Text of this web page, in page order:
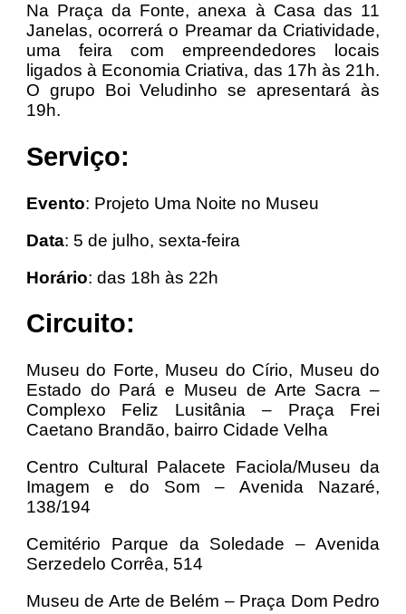
Na Praça da Fonte, anexa à Casa das 11
Janelas, ocorrerá o Preamar da Criatividade,
uma feira com empreendedores locais
ligados à Economia Criativa, das 17h às 21h.
O grupo Boi Veludinho se apresentará às
19h.
Serviço:
Evento: Projeto Uma Noite no Museu
Data: 5 de julho, sexta-feira
Horário: das 18h às 22h
Circuito:
Museu do Forte, Museu do Círio, Museu do
Estado do Pará e Museu de Arte Sacra –
Complexo Feliz Lusitânia – Praça Frei
Caetano Brandão, bairro Cidade Velha
Centro Cultural Palacete Faciola/Museu da
Imagem e do Som – Avenida Nazaré,
138/194
Cemitério Parque da Soledade – Avenida
Serzedelo Corrêa, 514
Museu de Arte de Belém – Praça Dom Pedro